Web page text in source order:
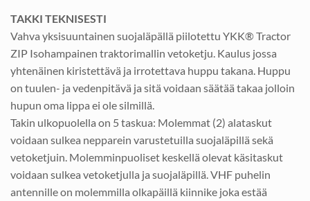
TAKKI TEKNISESTI
Vahva yksisuuntainen suojaläpällä piilotettu YKK® Tractor
ZIP Isohampainen traktorimallin vetoketju. Kaulus jossa
yhtenäinen kiristettävä ja irrotettava huppu takana. Huppu
on tuulen- ja vedenpitävä ja sitä voidaan säätää takaa jolloin
hupun oma lippa ei ole silmillä.
Takin ulkopuolella on 5 taskua: Molemmat (2) alataskut
voidaan sulkea nepparein varustetuilla suojaläpillä sekä
vetoketjuin. Molemminpuoliset keskellä olevat käsitaskut
voidaan sulkea vetoketjulla ja suojaläpillä. VHF puhelin
antennille on molemmilla olkapäillä kiinnike joka estää